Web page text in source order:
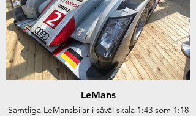
LeMans
Samtliga LeMansbilar i såväl skala 1:43 som 1:18